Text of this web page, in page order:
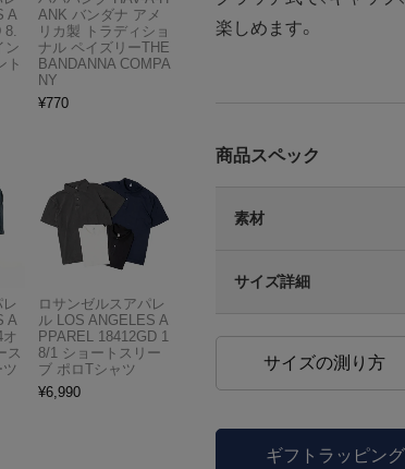
楽しめます。
商品スペック
素材
サイズ詳細
サイズの測り方
ギフトラッピン
A
ン
ト
ANK バンダナ アメ
リカ製 トラディショ
ナル ペイズリーTHE
BANDANNA COMPA
NY
¥770
A
ス
ツ
ロサンゼルスアパレ
ル LOS ANGELES A
PPAREL 18412GD 1
8/1 ショートスリー
ブ ポロTシャツ
¥6,990